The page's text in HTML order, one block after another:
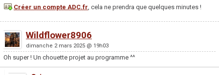
Créer un compte ADC.fr, cela ne prendra que quelques minutes !
Wildflower8906
dimanche 2 mars 2025 @ 19h03
Oh super ! Un chouette projet au programme ^^